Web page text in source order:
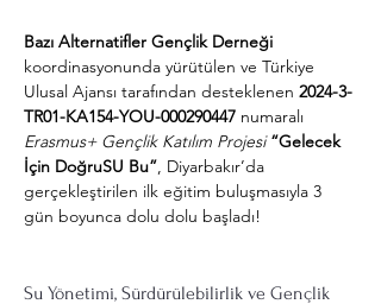
Bazı Alternatifler Gençlik Derneği
koordinasyonunda yürütülen ve Türkiye
Ulusal Ajansı tarafından desteklenen 2024-3-
TR01-KA154-YOU-000290447 numaralı
Erasmus+ Gençlik Katılım Projesi “Gelecek
İçin DoğruSU Bu”, Diyarbakır’da
gerçekleştirilen ilk eğitim buluşmasıyla 3
gün boyunca dolu dolu başladı!
Su Yönetimi, Sürdürülebilirlik ve Gençlik